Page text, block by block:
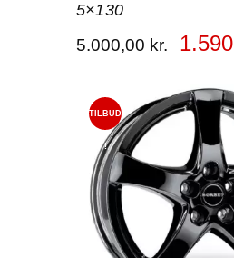
5×130
5.000,00 kr. 1.590
TILBUD
!